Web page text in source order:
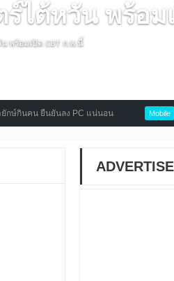
ไต้หวัน พร้อ
พร้อมเปิด CBT ก.พ.นี้
นยันลง PC แน่นอน Mobile แป้กสนิท